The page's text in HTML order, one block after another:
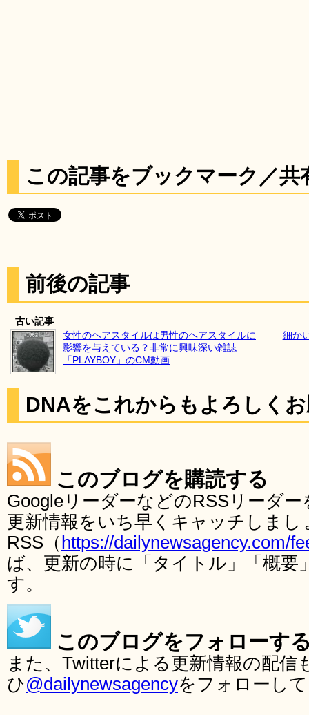
この記事をブックマーク／共
前後の記事
古い記事
女性のヘアスタイルは男性のヘアスタイルに
影響を与えている？非常に興味深い雑誌
「PLAYBOY」のCM動画
細か
DNAをこれからもよろしく
このブログを購読する
GoogleリーダーなどのRSSリーダ
更新情報をいち早くキャッチしま
RSS（ https://dailynewsagency.com/
ば、更新の時に「タイトル」「概要
す。
このブログをフォローす
また、Twitterによる更新情報の配
ひ@dailynewsagencyをフォローし